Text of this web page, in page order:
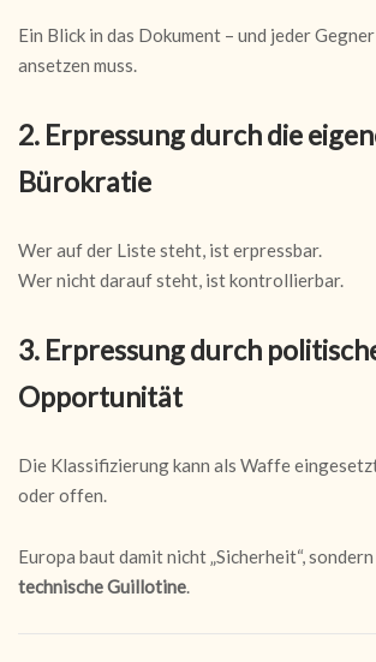
Ein Blick in das Dokument – und jeder
ansetzen muss.
2. Erpressung durch die
Bürokratie
Wer auf der Liste steht, ist erpressbar.
Wer nicht darauf steht, ist kontrollierbar.
3. Erpressung durch
Opportunität
Die Klassifizierung kann als Waffe
oder offen.
Europa baut damit nicht „Sicherheit“,
technische Guillotine.